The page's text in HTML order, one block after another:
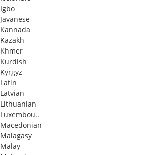
Igbo
Javanese
Kannada
Kazakh
Khmer
Kurdish
Kyrgyz
Latin
Latvian
Lithuanian
Luxembou..
Macedonian
Malagasy
Malay